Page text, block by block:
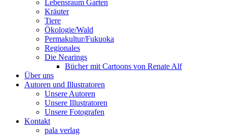
Lebensraum Garten
Kräuter
Tiere
Ökologie/Wald
Permakultur/Fukuoka
Regionales
Die Nearings
Bücher mit Cartoons von Renate Alf
Über uns
Autoren und Illustratoren
Unsere Autoren
Unsere Illustratoren
Unsere Fotografen
Kontakt
pala verlag